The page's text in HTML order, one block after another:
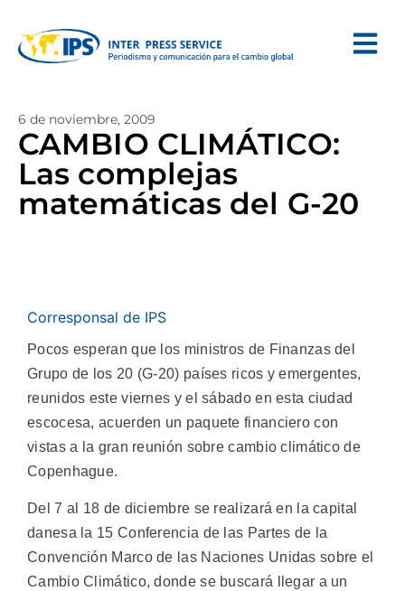
6 de noviembre, 2009
CAMBIO CLIMÁTICO:
Las complejas
matemáticas del G-20
Corresponsal de IPS
Pocos esperan que los ministros de Finanzas del
Grupo de los 20 (G-20) países ricos y emergentes,
reunidos este viernes y el sábado en esta ciudad
escocesa, acuerden un paquete financiero con
vistas a la gran reunión sobre cambio climático de
Copenhague.
Del 7 al 18 de diciembre se realizará en la capital
danesa la 15 Conferencia de las Partes de la
Convención Marco de las Naciones Unidas sobre el
Cambio Climático, donde se buscará llegar a un